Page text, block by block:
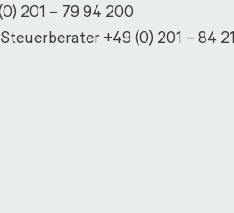
201 – 79 94 200
+49 (0) 201 – 84